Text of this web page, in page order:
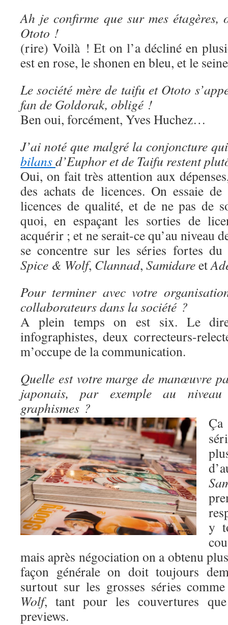
Ah je confirme que sur mes
Ototo !
(rire) Voilà ! Et on l’a décliné en
est en rose, le shonen en bleu, et le
Le société mère de taifu et Ototo
fan de Goldorak, obligé !
Ben oui, forcément, Yves Huchez…
J’ai noté que malgré la conjoncture
bilansd’Euphor et de Taifu restent
Oui, on fait très attention aux
des achats de licences. On essaie
licences de qualité, et de ne pas de
quoi, en espaçant les sorties de
acquérir ; et ne serait-ce qu’au niveau
se concentre sur les séries fortes du
Spice & Wolf, Clannad, Samidareet
Pour terminer avec votre
collaborateurs dans la société ?
A plein temps on est six. Le
infographistes, deux correcteurs-
m’occupe de la communication.
Quelle est votre marge de manœuvre
japonais, par exemple au
graphismes ?
y
mais après négociation on a obtenu
façon générale on doit toujours
surtout sur les grosses séries
Wolf, tant pour les couvertures
previews.